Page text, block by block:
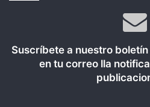
Suscríbete a nuestro
en tu correo lla